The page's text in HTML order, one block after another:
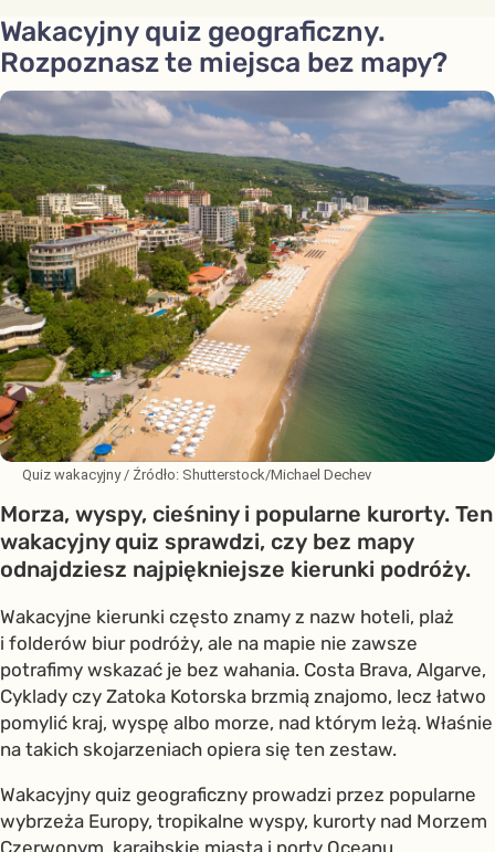
Wakacyjny quiz geograficzny.
Rozpoznasz te miejsca bez mapy?
Quiz wakacyjny/ Źródło: Shutterstock/Michael Dechev
Morza, wyspy, cieśniny i popularne kurorty. Ten
wakacyjny quiz sprawdzi, czy bez mapy
odnajdziesz najpiękniejsze kierunki podróży.
Wakacyjne kierunki często znamy z nazw hoteli, plaż
i folderów biur podróży, ale na mapie nie zawsze
potrafimy wskazać je bez wahania. Costa Brava, Algarve,
Cyklady czy Zatoka Kotorska brzmią znajomo, lecz łatwo
pomylić kraj, wyspę albo morze, nad którym leżą. Właśnie
na takich skojarzeniach opiera się ten zestaw.
Wakacyjny quiz geograficzny prowadzi przez popularne
wybrzeża Europy, tropikalne wyspy, kurorty nad Morzem